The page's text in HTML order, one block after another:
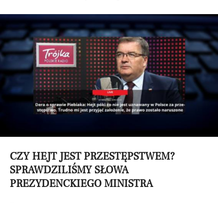
CZY HEJT JEST PRZESTĘPSTWEM?
SPRAWDZILIŚMY SŁOWA
PREZYDENCKIEGO MINISTRA